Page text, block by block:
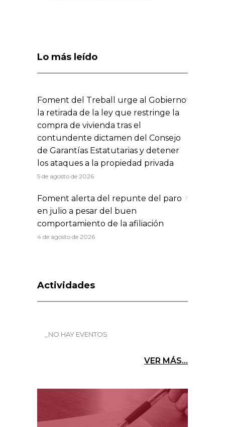
Lo más leído
Foment del Treball urge al Gobierno
la retirada de la ley que restringe la
compra de vivienda tras el
contundente dictamen del Consejo
de Garantías Estatutarias y detener
los ataques a la propiedad privada
5 de agosto de 2026
Foment alerta del repunte del paro
en julio a pesar del buen
comportamiento de la afiliación
4 de agosto de 2026
Actividades
_NO HAY EVENTOS
VER MÁS...